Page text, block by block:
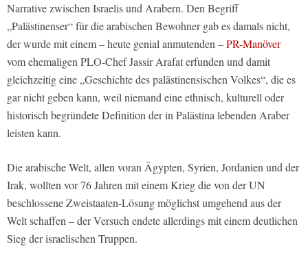
Narrative zwischen Israelis und Arabern. Den Begriff
„Palästinenser“ für die arabischen Bewohner gab es damals nicht,
der wurde mit einem – heute genial anmutenden –PR-Manöver
vom ehemaligen PLO-Chef Jassir Arafat erfunden und damit
gleichzeitig eine „Geschichte des palästinensischen Volkes“, die es
gar nicht geben kann, weil niemand eine ethnisch, kulturell oder
historisch begründete Definition der in Palästina lebenden Araber
leisten kann.
Die arabische Welt, allen voran Ägypten, Syrien, Jordanien und der
Irak, wollten vor 76 Jahren mit einem Krieg die von der UN
beschlossene Zweistaaten-Lösung möglichst umgehend aus der
Welt schaffen – der Versuch endete allerdings mit einem deutlichen
Sieg der israelischen Truppen.